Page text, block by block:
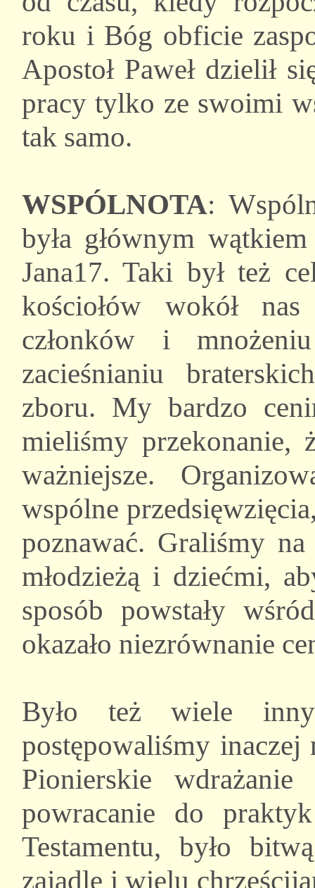
roku i Bóg obficie
Apostoł Paweł dzielił
pracy tylko ze swoimi
tak samo.
WSPÓLNOTA:
była głównym
Jana17. Taki był też
kościołów wokół
członków i
zacieśnianiu
zboru. My bardzo
mieliśmy przekonanie,
ważniejsze.
wspólne
poznawać. Graliśmy
młodzieżą i dziećmi,
sposób powstały
okazało niezrównanie
Było też wiele
postępowaliśmy
Pionierskie
powracanie do
Testamentu, było
zajadle i wielu